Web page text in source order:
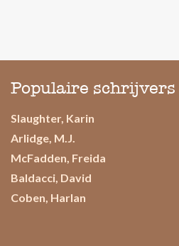
Populaire schrijvers
Slaughter, Karin
Arlidge, M.J.
McFadden, Freida
Baldacci, David
Coben, Harlan